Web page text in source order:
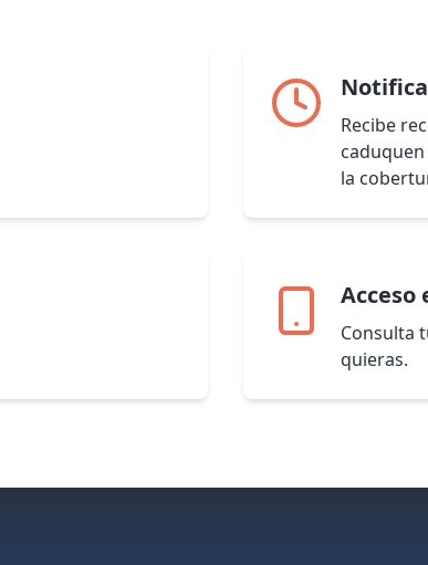
Recibe
la
Acceso
Consulta
quieras.